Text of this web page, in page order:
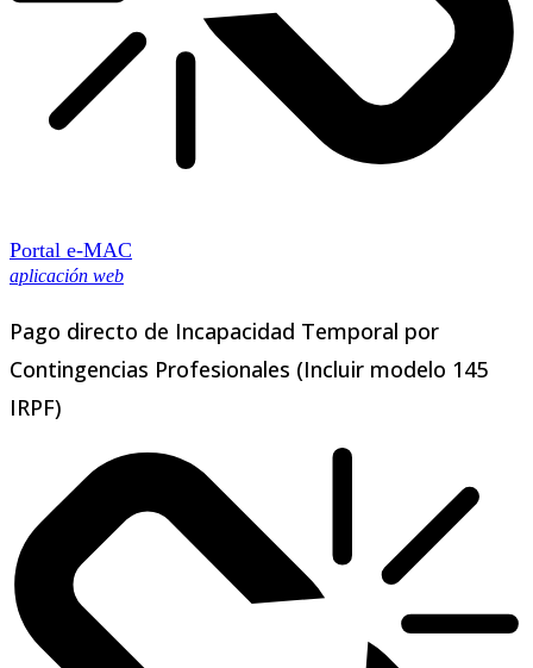
Portal e-MAC
aplicación web
Pago directo de Incapacidad Temporal por
Contingencias Profesionales (Incluir modelo 145
IRPF)